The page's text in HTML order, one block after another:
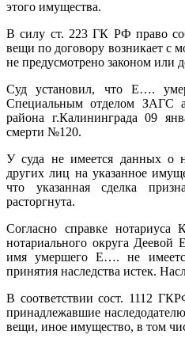
этого имущества.
В силу ст. 223 ГК РФ право
вещи по договору возникает с
не предусмотрено законом или
Суд установил, что Е….
Специальным отделом ЗАГС
района г.Калининграда 09
смерти №120.
У суда не имеется данных о
других лиц на указанное
что указанная сделка
расторгнута.
Согласно справке нотариуса
нотариального округа Деевой
имя умершего Е…. не
принятия наследства истек.
В соответствии сост. 1112
принадлежавшие
вещи, иное имущество, в том